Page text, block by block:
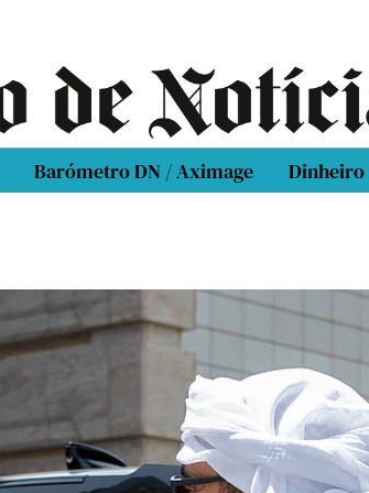
Barómetro DN / Aximage Dinheiro